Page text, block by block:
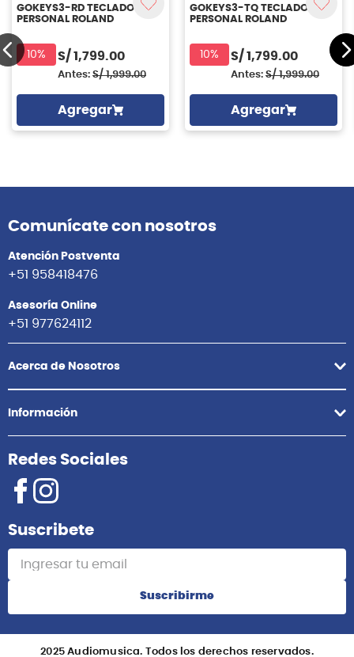
GOKEYS3-RD TECLADO
PERSONAL ROLAND
GOKEYS3-TQ TECLADO
PERSONAL ROLAND
Comunícate con nosotros
Atención Postventa
+51 958418476
Asesoría Online
+51 977624112
Acerca de Nosotros
Información
Redes Sociales
Suscribete